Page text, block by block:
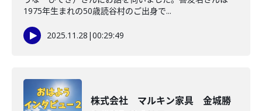
1975年生まれの50歳読谷村のご出身で...
2025.11.28 |00:29:49
株式会社 マルキン家具 金城勝